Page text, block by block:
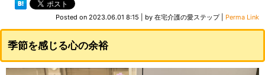
Posted on 2023.06.01 8:15 by 在宅介護の愛ステップ| Perma Link
季節を感じる心の余裕